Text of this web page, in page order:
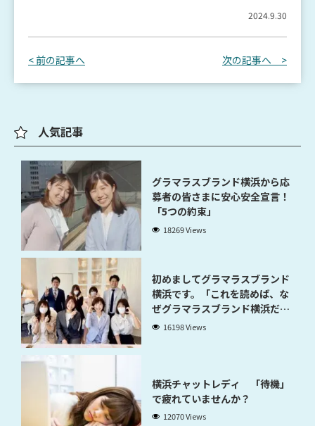
2024.9.30
< 前の記事へ 次の記事へ >
人気記事
グラマラスブランド横浜から応
募者の皆さまに安心安全宣言！
「5つの約束」
18269 Views
初めましてグラマラスブランド
横浜です。「これを読めば、な
ぜグラマラスブランド横浜だと
稼げるのかが分かります」
16198 Views
横浜チャットレディ 「待機」
で疲れていませんか？
12070 Views